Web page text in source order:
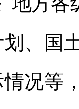
、国
况等